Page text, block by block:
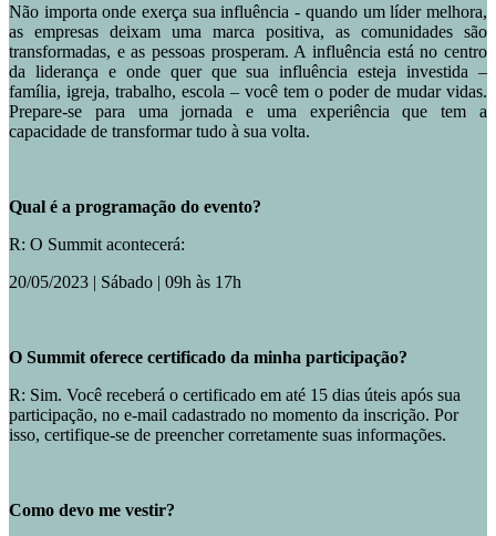
Não importa onde exerça sua influência - quando um líder melhora,
as empresas deixam uma marca positiva, as comunidades são
transformadas, e as pessoas prosperam. A influência está no centro
da liderança e onde quer que sua influência esteja investida –
família, igreja, trabalho, escola – você tem o poder de mudar vidas.
Prepare-se para uma jornada e uma experiência que tem a
capacidade de transformar tudo à sua volta.
Qual é a programação do evento?
R: O Summit acontecerá:
20/05/2023 | Sábado | 09h às 17h
O Summit oferece certificado da minha participação?
R: Sim. Você receberá o certificado em até 15 dias úteis após sua
participação, no e-mail cadastrado no momento da inscrição. Por
isso, certifique-se de preencher corretamente suas informações.
Como devo me vestir?